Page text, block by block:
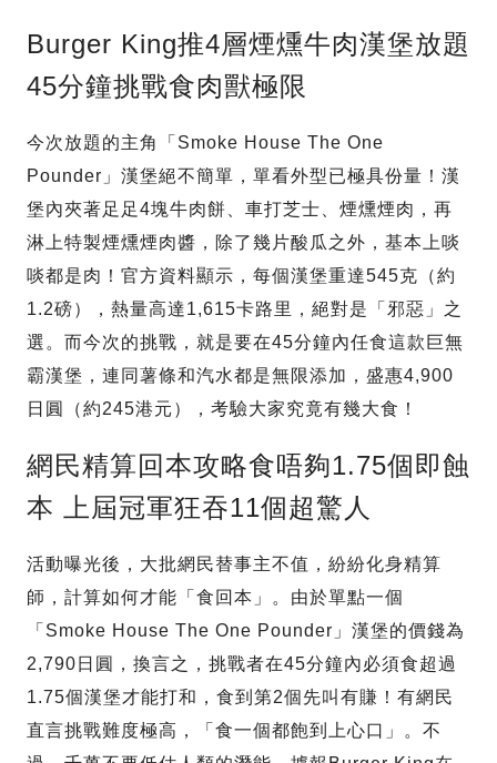
Burger King推4層煙燻牛肉漢堡放題
45分鐘挑戰食肉獸極限
今次放題的主角「Smoke House The One
Pounder」漢堡絕不簡單，單看外型已極具份量！漢
堡內夾著足足4塊牛肉餅、車打芝士、煙燻煙肉，再
淋上特製煙燻煙肉醬，除了幾片酸瓜之外，基本上啖
啖都是肉！官方資料顯示，每個漢堡重達545克（約
1.2磅），熱量高達1,615卡路里，絕對是「邪惡」之
選。而今次的挑戰，就是要在45分鐘內任食這款巨無
霸漢堡，連同薯條和汽水都是無限添加，盛惠4,900
日圓（約245港元），考驗大家究竟有幾大食！
網民精算回本攻略食唔夠1.75個即蝕
本 上屆冠軍狂吞11個超驚人
活動曝光後，大批網民替事主不值，紛紛化身精算
師，計算如何才能「食回本」。由於單點一個
「Smoke House The One Pounder」漢堡的價錢為
2,790日圓，換言之，挑戰者在45分鐘內必須食超過
1.75個漢堡才能打和，食到第2個先叫有賺！有網民
直言挑戰難度極高，「食一個都飽到上心口」。不